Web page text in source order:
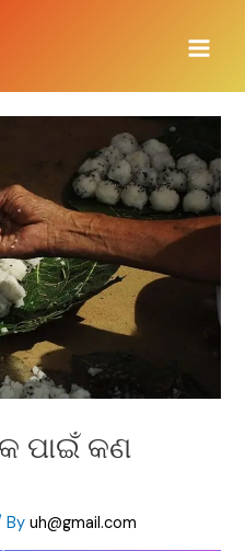
ପାଇଁ କଣ
Byuh@gmail.com